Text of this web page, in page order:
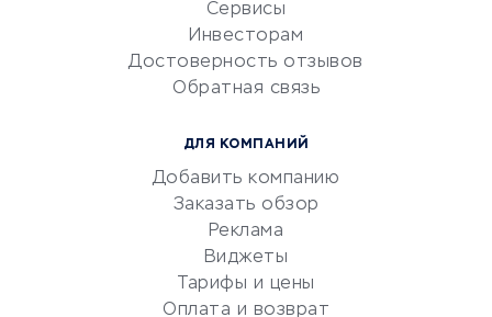
документооборот
Юридические компании
Бухгалтерия онлайн
Сервисы
Инвесторам
Достоверность отзывов
Обратная связь
ДЛЯ КОМПАНИЙ
Добавить компанию
Заказать обзор
Реклама
Виджеты
Тарифы и цены
Оплата и возврат